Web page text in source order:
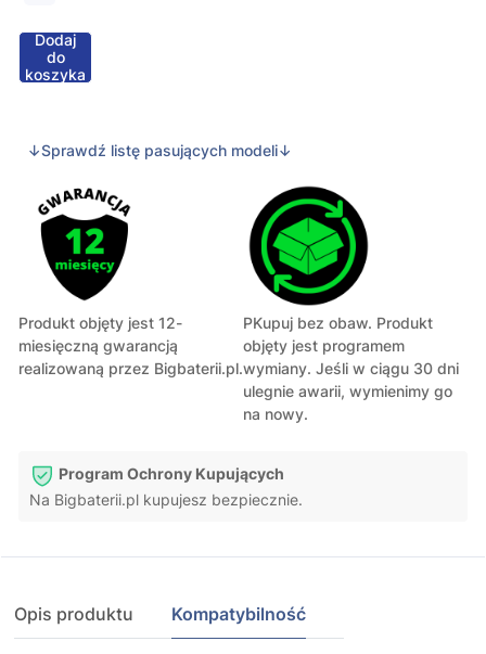
Dodaj
do
koszyka
↓Sprawdź listę pasujących modeli↓
Produkt objęty jest 12-
miesięczną gwarancją
realizowaną przez Bigbaterii.pl.
PKupuj bez obaw. Produkt
objęty jest programem
wymiany. Jeśli w ciągu 30 dni
ulegnie awarii, wymienimy go
na nowy.
Program Ochrony Kupujących
Na Bigbaterii.pl kupujesz bezpiecznie.
Opis produktu Kompatybilność